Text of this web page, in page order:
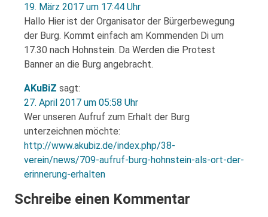
19. März 2017 um 17:44 Uhr
Hallo Hier ist der Organisator der Bürgerbewegung
der Burg. Kommt einfach am Kommenden Di um
17.30 nach Hohnstein. Da Werden die Protest
Banner an die Burg angebracht.
AKuBiZ sagt:
27. April 2017 um 05:58 Uhr
Wer unseren Aufruf zum Erhalt der Burg
unterzeichnen möchte:
http://www.akubiz.de/index.php/38-
verein/news/709-aufruf-burg-hohnstein-als-ort-der-
erinnerung-erhalten
Schreibe einen Kommentar